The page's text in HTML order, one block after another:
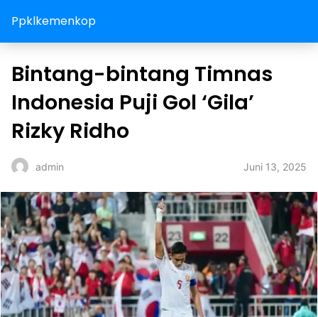
Ppklkemenkop
Bintang-bintang Timnas
Indonesia Puji Gol ‘Gila’
Rizky Ridho
admin Juni 13, 2025